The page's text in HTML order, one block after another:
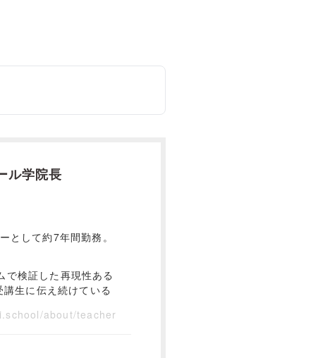
ル学院長
として約7年間勤務。
で検証した再現性ある
生に伝え続けている
about/teacher